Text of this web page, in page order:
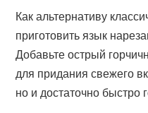
Как альтернативу
приготовить язык
Добавьте острый
для придания свежего
но и достаточно быстро